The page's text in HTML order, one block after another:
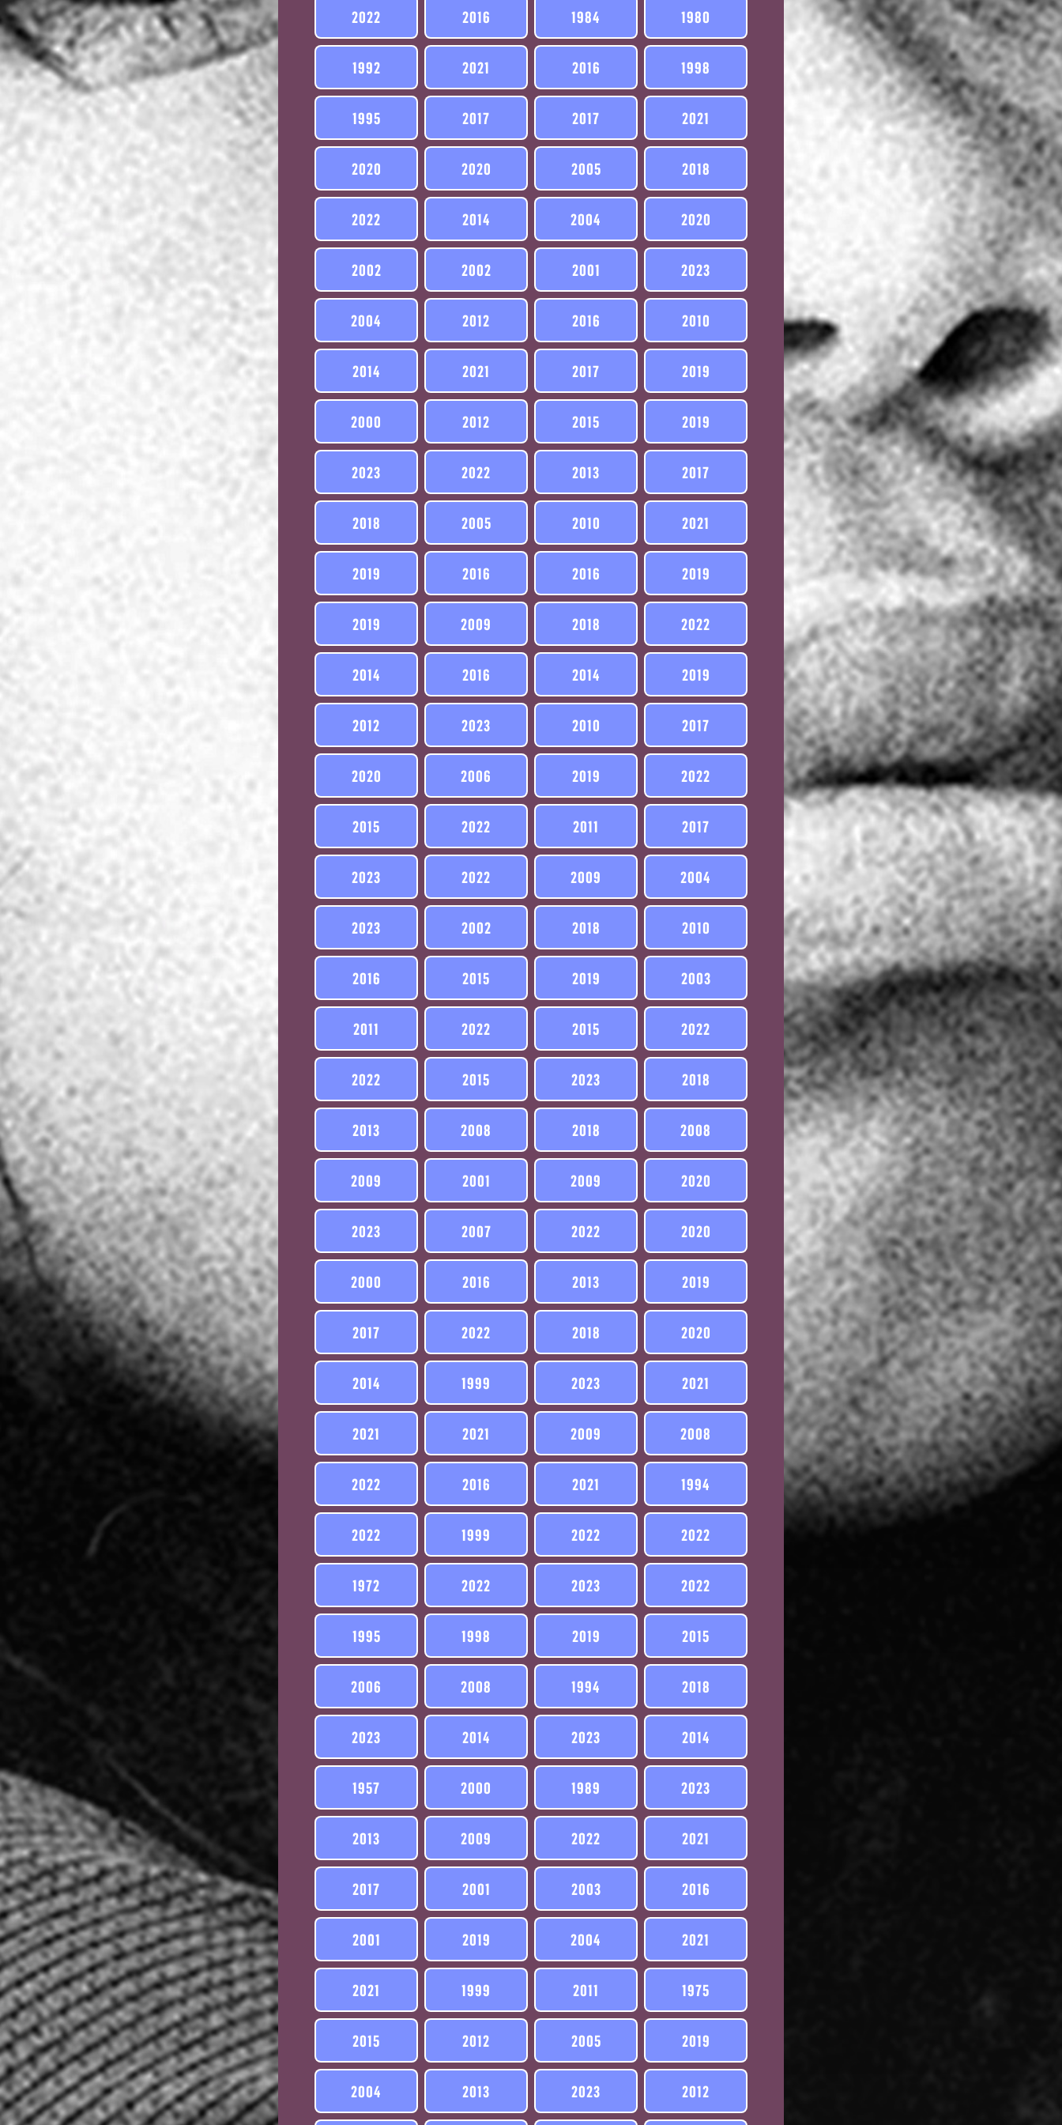
2022 2016 1984 1980
1992 2021 2016 1998
1995 2017 2017 2021
2020 2020 2005 2018
2022 2014 2004 2020
2002 2002 2001 2023
2004 2012 2016 2010
2014 2021 2017 2019
2000 2012 2015 2019
2023 2022 2013 2017
2018 2005 2010 2021
2019 2016 2016 2019
2019 2009 2018 2022
2014 2016 2014 2019
2012 2023 2010 2017
2020 2006 2019 2022
2015 2022 2011 2017
2023 2022 2009 2004
2023 2002 2018 2010
2016 2015 2019 2003
2011 2022 2015 2022
2022 2015 2023 2018
2013 2008 2018 2008
2009 2001 2009 2020
2023 2007 2022 2020
2000 2016 2013 2019
2017 2022 2018 2020
2014 1999 2023 2021
2021 2021 2009 2008
2022 2016 2021 1994
2022 1999 2022 2022
1972 2022 2023 2022
1995 1998 2019 2015
2006 2008 1994 2018
2023 2014 2023 2014
1957 2000 1989 2023
2013 2009 2022 2021
2017 2001 2003 2016
2001 2019 2004 2021
2021 1999 2011 1975
2015 2012 2005 2019
2004 2013 2023 2012